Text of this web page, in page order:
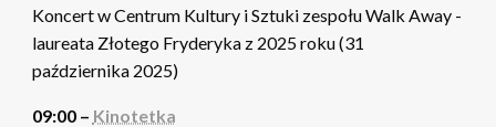
Koncert w Centrum Kultury i Sztuki zespołu Walk Away -
laureata Złotego Fryderyka z 2025 roku (31
października 2025)
09:00 – Kinotetka